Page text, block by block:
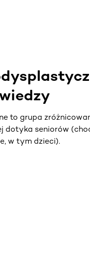
to grupa
dotyka seniorów
w tym dzieci).